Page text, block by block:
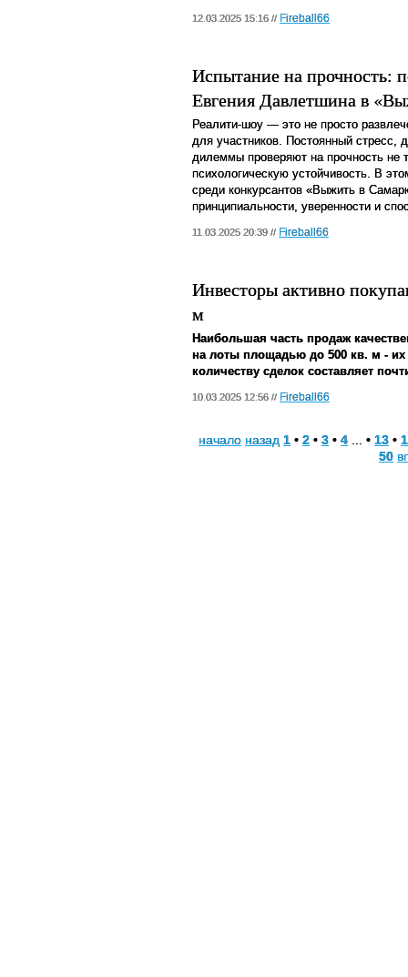
12.03.2025 15:16 // Fireball66
Испытание на прочность:
Евгения Давлетшина в
Реалити-шоу — это не просто
для участников. Постоянный
дилеммы проверяют на прочность не
психологическую устойчивость. В
среди конкурсантов «Выжить в
принципиальности, уверенности и
11.03.2025 20:39 // Fireball66
Инвесторы активно
м
Наибольшая часть продаж
на лоты площадью до 500 кв. м -
количеству сделок составляет
10.03.2025 12:56 // Fireball66
начало назад 1 • 2 • 3 • 4 ... • 13 •
50